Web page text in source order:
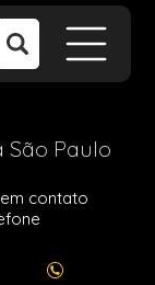
São Paulo
contato